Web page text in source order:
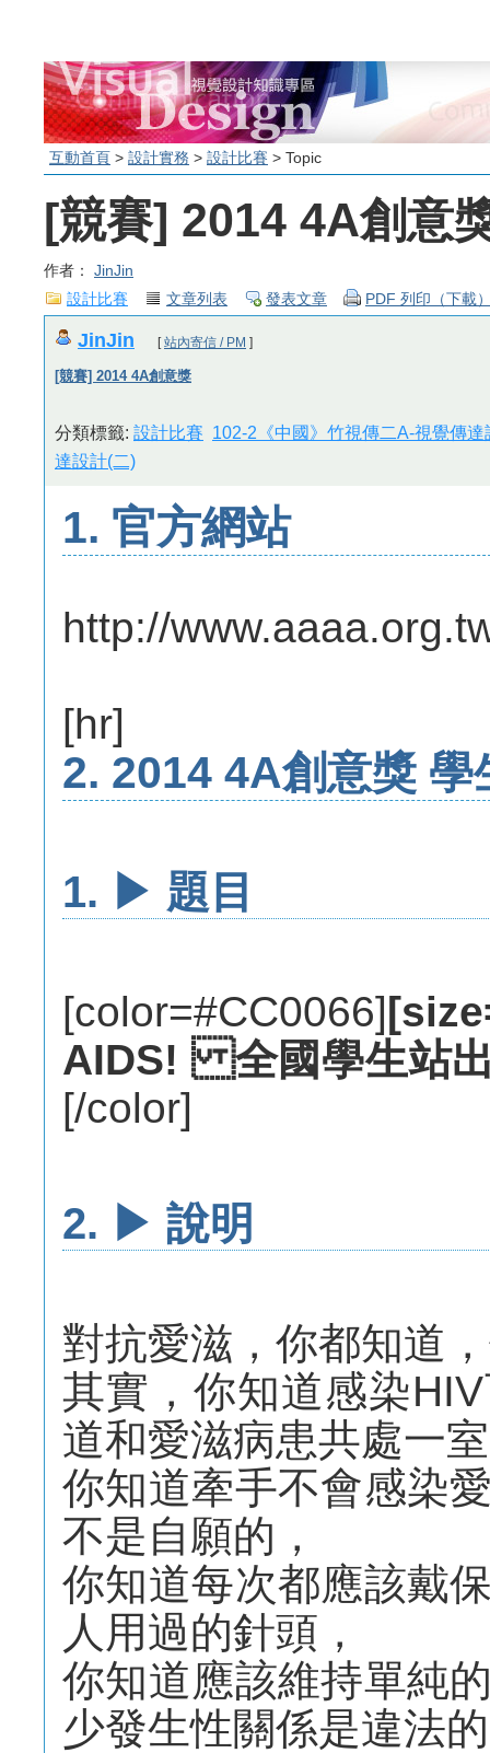
互動首頁 > 設計實務 > 設計比賽 > Topic
[競賽] 2014 4A創意
作者： JinJin
設計比賽
文章列表 發表文章 PDF 列印（下載
JinJin [站內寄信 / PM ]
[競賽] 2014 4A創意獎
分類標籤: 設計比賽 102-2《中國》竹視傳二A-視覺傳達
達設計(二)
1. 官方網站
http://
[hr]
2. 2014 4A創意獎 學
1. ▶ 題目
[color=#CC0066]
AIDS! 全國學生站
[/color]
2. ▶ 說明
對抗愛滋，你都知道
其實，你知道感染
道和愛滋病患共處一
你知道牽手不會感染
不是自願的，
你知道每次都應該戴
人用過的針頭，
你知道應該維持單純
少發生性關係是違法